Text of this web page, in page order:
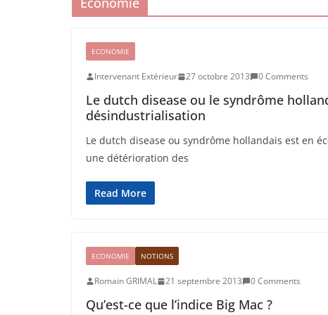
ECONOMIE
Intervenant Extérieur 27 octobre 2013 0 Comments
Le dutch disease ou le syndrôme
désindustrialisation
Le dutch disease ou syndrôme hollandais est en
une détérioration des
Read More
ECONOMIE NOTIONS
Romain GRIMAL 21 septembre 2013 0 Comments
Qu’est-ce que l’indice Big Mac ?